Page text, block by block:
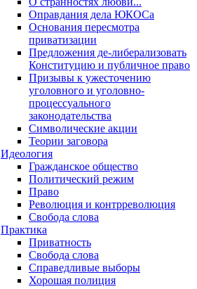
Оправдания дела ЮКОСа
Основания пересмотра
приватизации
Предложения де-либерализовать
Конституцию и публичное право
Призывы к ужесточению
уголовного и уголовно-
процессуального
законодательства
Символические акции
Теории заговора
Идеология
Гражданское общество
Политический режим
Право
Революция и контрреволюция
Свобода слова
Практика
Приватность
Свобода слова
Справедливые выборы
Хорошая полиция